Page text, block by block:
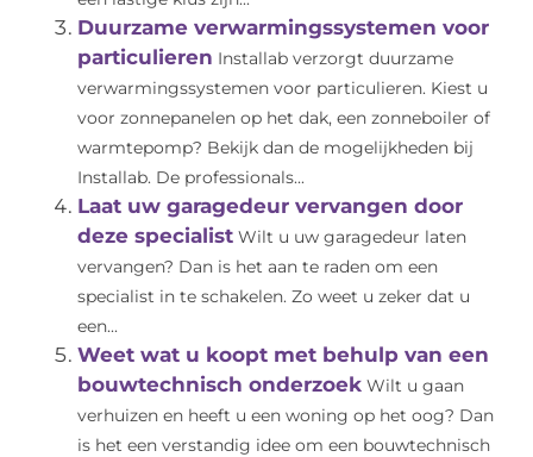
Duurzame verwarmingssystemen voor
particulieren Installab verzorgt duurzame
verwarmingssystemen voor particulieren. Kiest u
voor zonnepanelen op het dak, een zonneboiler of
warmtepomp? Bekijk dan de mogelijkheden bij
Installab. De professionals...
Laat uw garagedeur vervangen door
deze specialist Wilt u uw garagedeur laten
vervangen? Dan is het aan te raden om een
specialist in te schakelen. Zo weet u zeker dat u
een...
Weet wat u koopt met behulp van een
bouwtechnisch onderzoek Wilt u gaan
verhuizen en heeft u een woning op het oog? Dan
is het een verstandig idee om een bouwtechnisch